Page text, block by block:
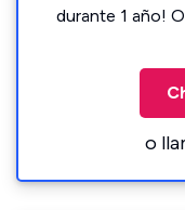
durante 1 año!
o